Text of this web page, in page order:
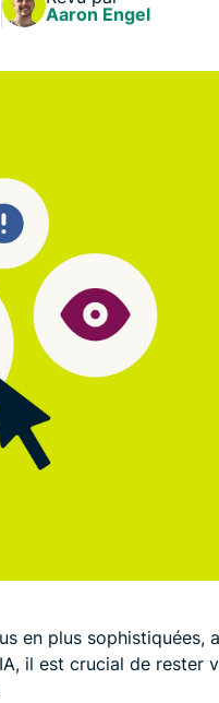
mots de
d’outils de
protection
l’identité, de
Aaron Engel
en plus sophistiquées,
il est crucial de rester